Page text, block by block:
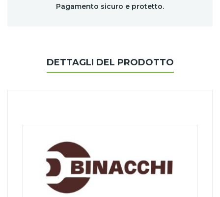
Pagamento sicuro e protetto.
DETTAGLI DEL PRODOTTO